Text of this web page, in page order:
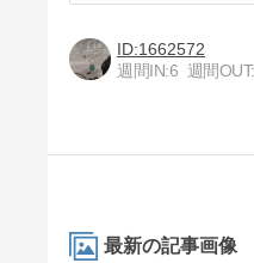
1662572
週間IN:6 週間
最新の記事画像